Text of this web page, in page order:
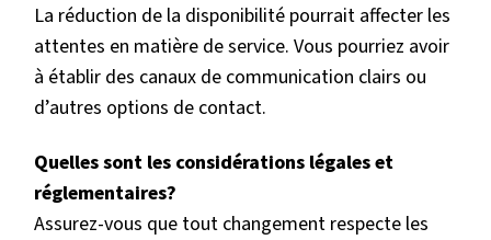
La réduction de la disponibilité pourrait affecter les
attentes en matière de service. Vous pourriez avoir
à établir des canaux de communication clairs ou
d’autres options de contact.
Quelles sont les considérations légales et
réglementaires?
Assurez-vous que tout changement respecte les